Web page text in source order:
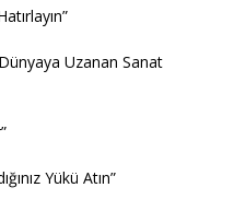
Uzanan Sanat
Yükü Atın”